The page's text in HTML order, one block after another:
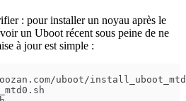
: pour installer un noyau après le
un Uboot récent sous peine de ne
à jour est simple :